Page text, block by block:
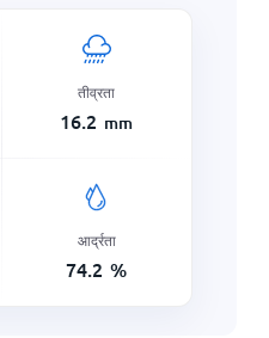
तीव्रता
16.2 mm
आर्द्रता
74.2 %